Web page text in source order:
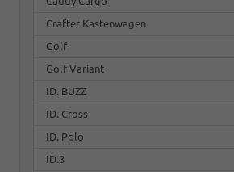
Crafter Kastenwagen
Golf
Golf Variant
ID. BUZZ
ID. Cross
ID. Polo
ID.3